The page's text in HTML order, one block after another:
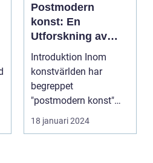
Postmodern
konst: En
Utforskning av
Dess Mångfald
och Komplexitet
Introduktion Inom
konstvärlden har
begreppet
"postmodern konst"
fått stor
uppmärksamhet under
18 januari 2024